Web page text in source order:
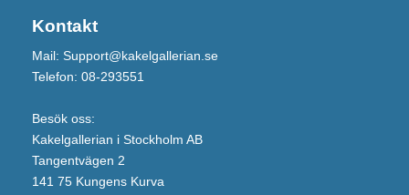
Kontakt
Mail: Support@kakelgallerian.se
Telefon: 08-293551
Besök oss:
Kakelgallerian i Stockholm AB
Tangentvägen 2
141 75 Kungens Kurva